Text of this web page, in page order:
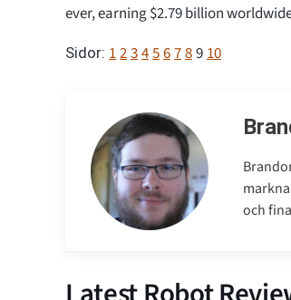
ever, earning $2.79 billion
Sidor: 12345678910
och